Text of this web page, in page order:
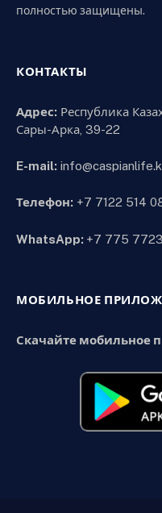
полностью защищены.
КОНТАКТЫ
Адрес: Республика
Сары-Арка, 39-22
E-mail:
Телефон: +7 7122 514
WhatsApp: +7 775
МОБИЛЬНОЕ
Скачайте мобильное